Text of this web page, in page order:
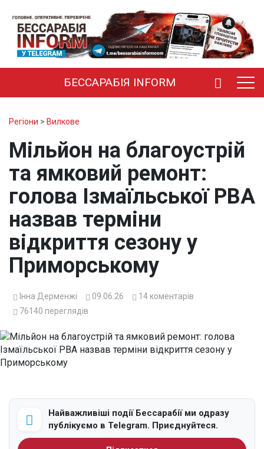
БЕССАРАБІЯ INFORM
Регіони > Вилкове
Мільйон на благоустрій
та ямковий ремонт:
голова Ізмаїльської РВА
назвав терміни
відкриття сезону у
Приморському
Інна Дерменжі 09.06.26 14 коментарів
76140 переглядів
Найважливіші події Бессарабії ми одразу
публікуємо в Telegram. Приєднуйтеся.